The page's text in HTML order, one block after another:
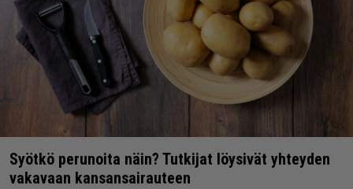
Syötkö perunoita näin? Tutkijat löysivät yhteyden
vakavaan kansansairauteen